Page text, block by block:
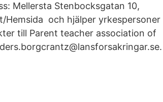
Mellersta Stenbocksgatan 10,
Hemsida och hjälper yrkespersoner
till Parent teacher association of